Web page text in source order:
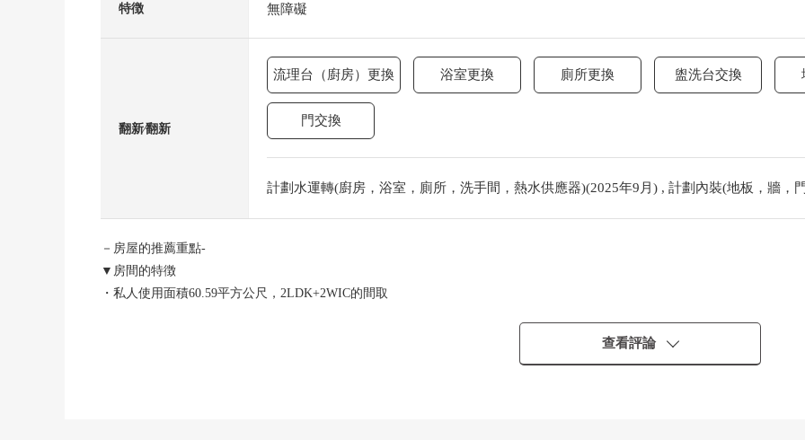
特徴 無障礙
翻新⁄翻新
流理台（廚房）更換 浴室更換 廁所更換 盥洗台交換
門交換
計劃水運轉(廚房，浴室，廁所，洗手間，熱水供應器)(2025年9月) , 計劃內裝(地板，牆，
－房屋的推薦重點-
▼房間的特徴
・私人使用面積60.59平方公尺，2LDK+2WIC的間取
查看評論